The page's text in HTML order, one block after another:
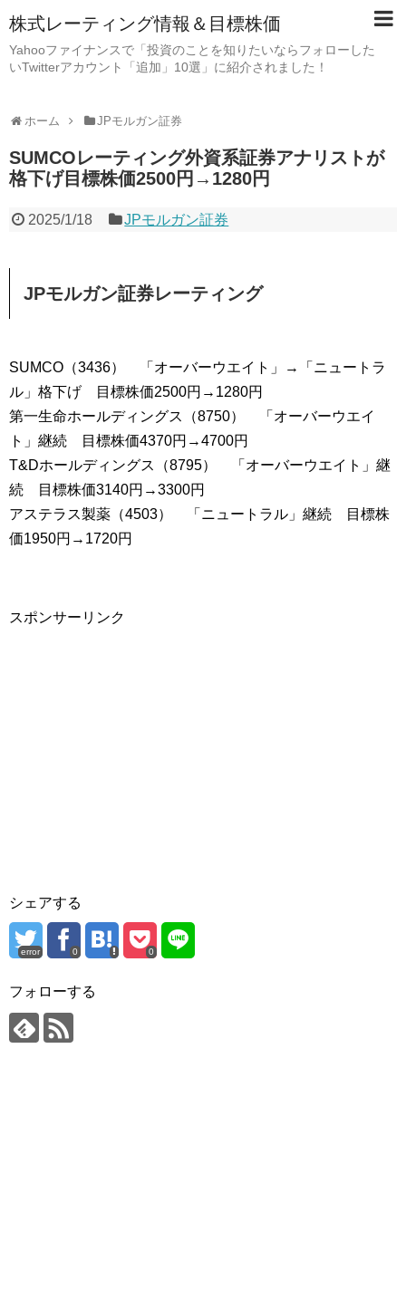
株式レーティング情報＆目標株価
Yahooファイナンスで「投資のことを知りたいならフォローした
いTwitterアカウント「追加」10選」に紹介されました！
ホーム JPモルガン証券
SUMCOレーティング外資系証券アナリストが
格下げ目標株価2500円→1280円
2025/1/18 JPモルガン証券
JPモルガン証券レーティング
SUMCO（3436） 「オーバーウエイト」→「ニュートラ
ル」格下げ 目標株価2500円→1280円
第一生命ホールディングス（8750） 「オーバーウエイ
ト」継続 目標株価4370円→4700円
T&Dホールディングス（8795） 「オーバーウエイト」継
続 目標株価3140円→3300円
アステラス製薬（4503） 「ニュートラル」継続 目標株
価1950円→1720円
スポンサーリンク
シェアする
error 0 0
フォローする